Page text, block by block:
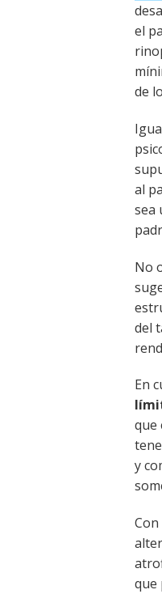
el
de
al
sea
No
del
En
que
y
que